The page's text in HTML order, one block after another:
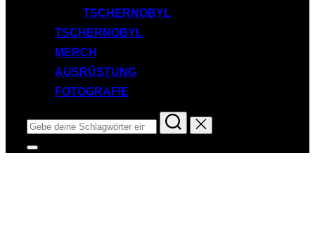
TSCHERNOBYL
TSCHERNOBYL
MERCH
AUSRÜSTUNG
FOTOGRAFIE
Suchen
nach:
Seitenleiste